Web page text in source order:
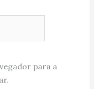
para a